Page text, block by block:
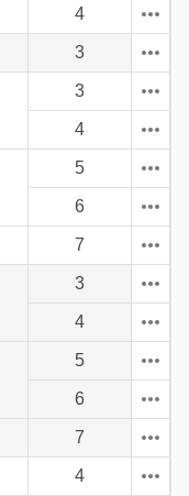
4
3
3
4
5
6
7
3
4
5
6
7
4